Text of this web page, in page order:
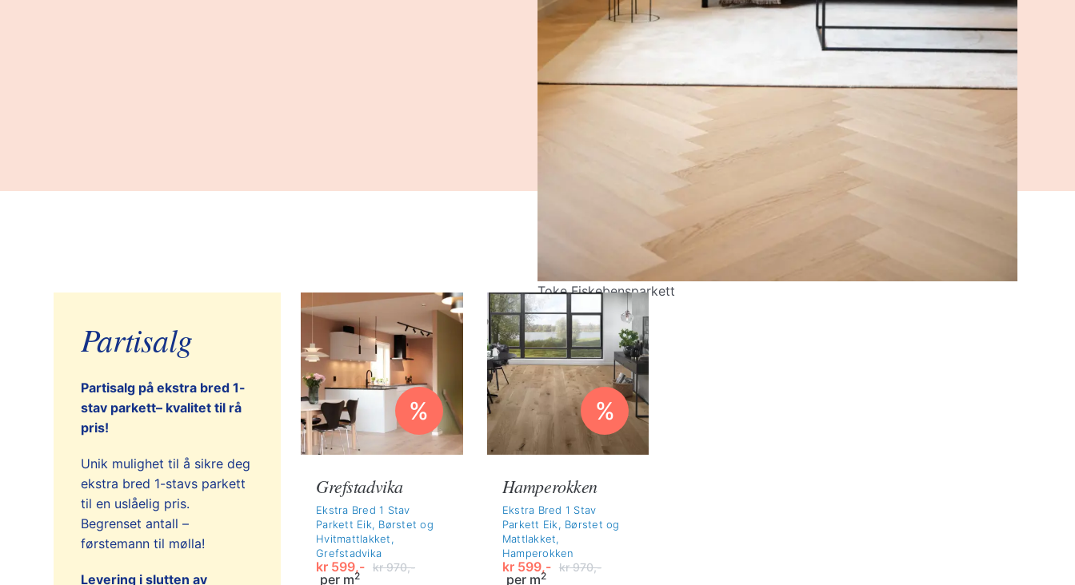
Toke Fiskebensparkett
Partisalg
Partisalg på ekstra bred 1-
stav parkett– kvalitet til rå
pris!
Unik mulighet til å sikre deg
ekstra bred 1-stavs parkett
til en uslåelig pris.
Begrenset antall –
førstemann til mølla!
Levering i slutten av
%
Grefstadvika
Ekstra Bred 1 Stav
Parkett Eik, Børstet og
Hvitmattlakket,
Grefstadvika
kr970,-
kr 599,-
per m2
%
Hamperokken
Ekstra Bred 1 Stav
Parkett Eik, Børstet og
Mattlakket,
Hamperokken
kr970,-
kr599,-
per m2